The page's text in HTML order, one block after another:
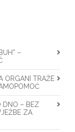
–
ORGANI TRAŽE
DNO – BEZ
ZA